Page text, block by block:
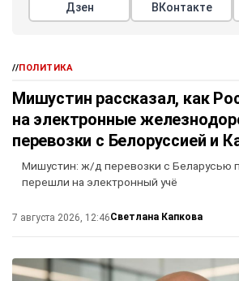
Дзен ВКонтакте
//ПОЛИТИКА
Мишустин рассказал, как
на электронные
перевозки с Белоруссией и
Мишустин: ж/д перевозки с Беларусью
перешли на электронный учё
7 августа 2026, 12:46Светлана Капкова